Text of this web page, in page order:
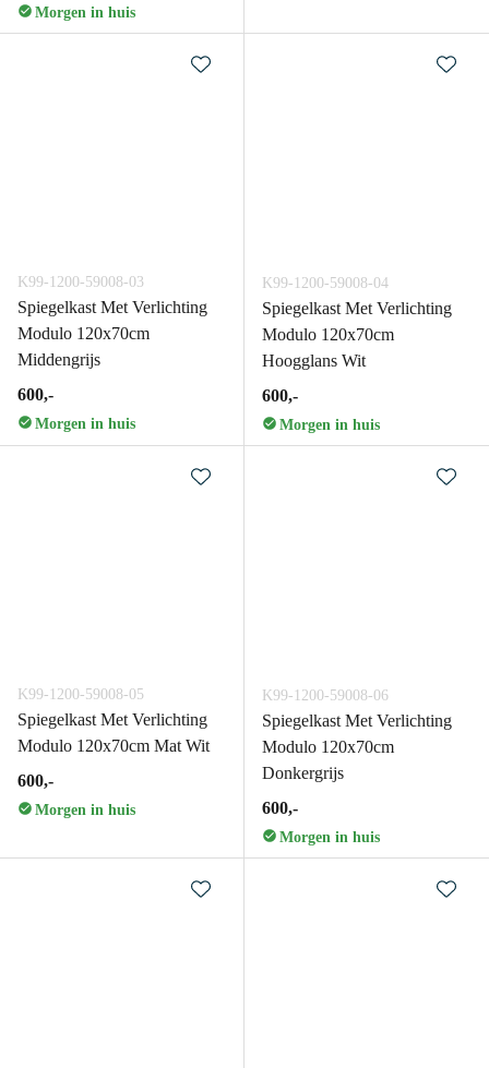
Morgen in huis
K99-1200-59008-03
Spiegelkast Met Verlichting
Modulo 120x70cm
Middengrijs
600,-
Morgen in huis
K99-1200-59008-04
Spiegelkast Met Verlichting
Modulo 120x70cm
Hoogglans Wit
600,-
Morgen in huis
K99-1200-59008-05
Spiegelkast Met Verlichting
Modulo 120x70cm Mat Wit
600,-
Morgen in huis
K99-1200-59008-06
Spiegelkast Met Verlichting
Modulo 120x70cm
Donkergrijs
600,-
Morgen in huis